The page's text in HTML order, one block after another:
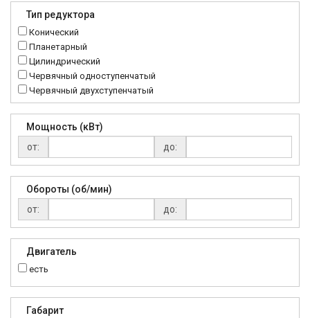
MTC
NMRV
RC
Тип редуктора
Конический
Планетарный
Цилиндрический
Червячный одноступенчатый
Червячный двухступенчатый
Мощность (кВт)
от:
до:
Обороты (об/мин)
от:
до:
Двигатель
есть
Габарит